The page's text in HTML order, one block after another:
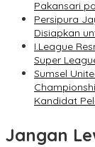
Pakansari
Persipura
Disiapkan
I.League
Super
Sumsel
Kandidat
Jangan